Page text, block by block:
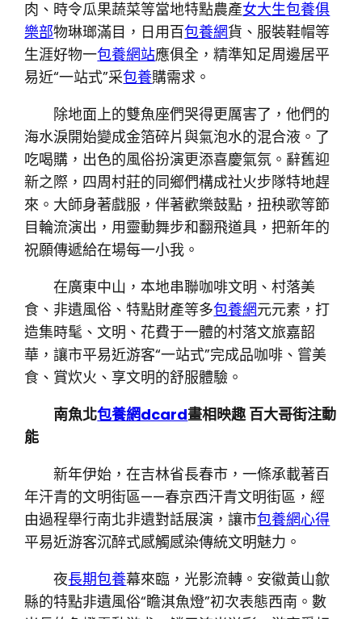
肉、時令瓜果蔬菜等當地特點農產女大生包養俱
樂部物琳瑯滿目，日用百包養網貨、服裝鞋帽等
生涯好物一包養網站應俱全，精準知足周邊居平
易近“一站式”采包養購需求。
除地面上的雙魚座們哭得更厲害了，他們的
海水淚開始變成金箔碎片與氣泡水的混合液。了
吃喝購，出色的風俗扮演更添喜慶氣氛。辭舊迎
新之際，四周村莊的同鄉們構成社火步隊特地趕
來。大師身著戲服，伴著歡樂鼓點，扭秧歌等節
目輪流演出，用靈動舞步和翻飛道具，把新年的
祝願傳遞給在場每一小我。
在廣東中山，本地串聯咖啡文明、村落美
食、非遺風俗、特點財產等多包養網元元素，打
造集時髦、文明、花費于一體的村落文旅嘉韶
華，讓市平易近游客“一站式”完成品咖啡、嘗美
食、賞炊火、享文明的舒服體驗。
南魚北包養網dcard畫相映趣 百大哥街注動
能
新年伊始，在吉林省長春市，一條承載著百
年汗青的文明街區——春京西汗青文明街區，經
由過程舉行南北非遺對話展演，讓市包養網心得
平易近游客沉醉式感觸感染傳統文明魅力。
夜長期包養幕來臨，光影流轉。安徽黃山歙
縣的特點非遺風俗“瞻淇魚燈”初次表態西南。數